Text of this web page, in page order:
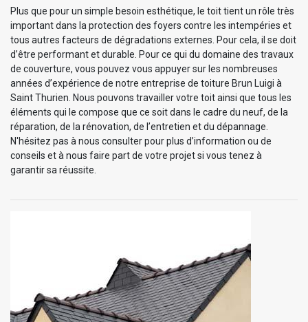
Plus que pour un simple besoin esthétique, le toit tient un rôle très
important dans la protection des foyers contre les intempéries et
tous autres facteurs de dégradations externes. Pour cela, il se doit
d’être performant et durable. Pour ce qui du domaine des travaux
de couverture, vous pouvez vous appuyer sur les nombreuses
années d’expérience de notre entreprise de toiture Brun Luigi à
Saint Thurien. Nous pouvons travailler votre toit ainsi que tous les
éléments qui le compose que ce soit dans le cadre du neuf, de la
réparation, de la rénovation, de l’entretien et du dépannage.
N'hésitez pas à nous consulter pour plus d’information ou de
conseils et à nous faire part de votre projet si vous tenez à
garantir sa réussite.